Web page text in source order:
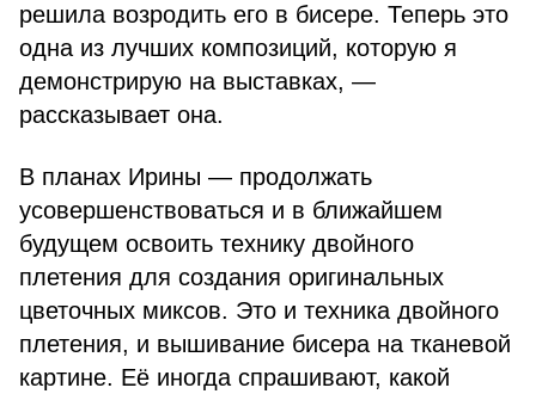
решила возродить его в бисере. Теперь это
одна из лучших композиций, которую я
демонстрирую на выставках, —
рассказывает она.
В планах Ирины — продолжать
усовершенствоваться и в ближайшем
будущем освоить технику двойного
плетения для создания оригинальных
цветочных миксов. Это и техника двойного
плетения, и вышивание бисера на тканевой
картине. Её иногда спрашивают, какой